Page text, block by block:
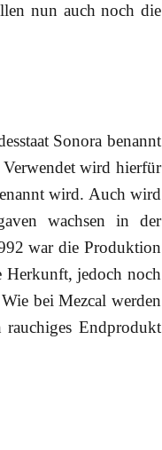
nun auch noch die
Sonora benannt
Verwendet wird hierfür
wird. Auch wird
wachsen in der
war die Produktion
Herkunft, jedoch noch
bei Mezcal werden
Endprodukt